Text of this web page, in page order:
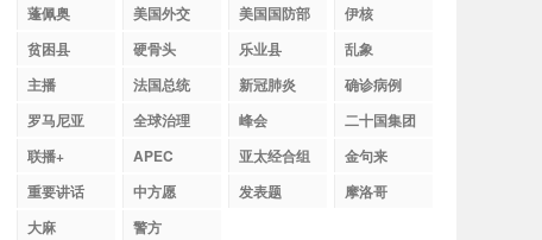
蓬佩奥
美国外交 美国国防部
伊核
贫困县
硬骨头 乐业县
乱象
主播
法国总统 新冠肺炎
确诊病例
罗马尼亚
全球治理 峰会
二十国集团
联播+
APEC
亚太经合组
金句来
重要讲话
中方愿 发表题
摩洛哥
大麻
警方